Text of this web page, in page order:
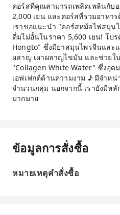
คอร์สที่คุณสามารถเพลิดเพลินกับ
2,000 เยน และคอร์สที่รวมอาหา
เราขอแนะนำ "คอร์สหม้อไฟสมุน
ดื่มไม่อั้นในราคา 5,600 เยน! โป
Hongto" ซึ่งมียาสมุนไพรจีนและ
ผลาญ เผาผลาญไขมัน และช่วยใ
"Collagen White Water" ซึ่งอุด
เอฟเฟกต์ด้านความงาม ♪ มีจำหน่
จำนวนกลุ่ม นอกจากนี้ เรายังมีห
มากมาย
ข้อมูลการสั่งซื้อ
หมายเหตุคำสั่งซื้อ